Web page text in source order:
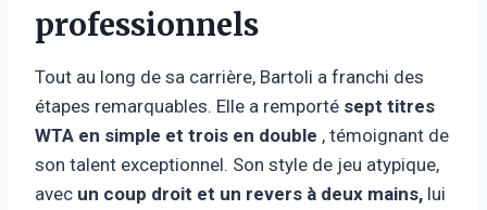
professionnels
Tout au long de sa carrière, Bartoli a franchi des
étapes remarquables. Elle a remporté sept titres
WTA en simple et trois en double , témoignant de
son talent exceptionnel. Son style de jeu atypique,
avec un coup droit et un revers à deux mains, lui